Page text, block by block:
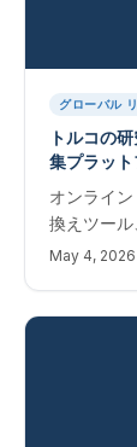
グローバル
トルコの
集プラッ
オンライ
換えツー
ー。
May 4, 2026